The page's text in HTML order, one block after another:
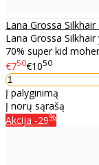
Lana Grossa Silkhair
Lana Grossa
70% super kid
€750€1050
Į palyginimą
Į norų sąrašą
Akcija -29%